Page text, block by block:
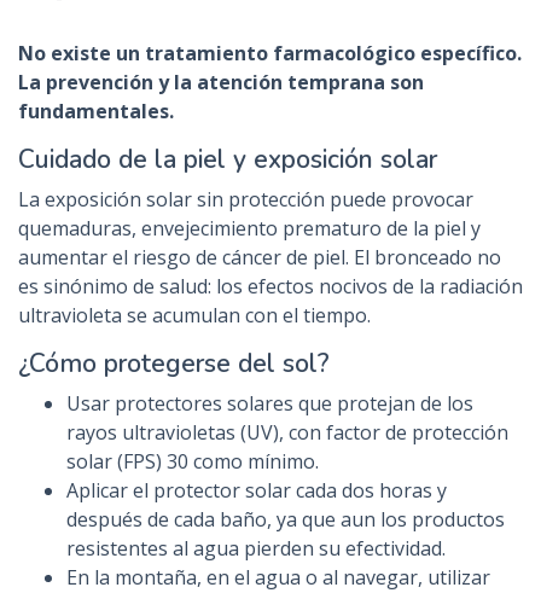
No existe un tratamiento farmacológico específico.
La prevención y la atención temprana son
fundamentales.
Cuidado de la piel y exposición solar
La exposición solar sin protección puede provocar
quemaduras, envejecimiento prematuro de la piel y
aumentar el riesgo de cáncer de piel. El bronceado no
es sinónimo de salud: los efectos nocivos de la radiación
ultravioleta se acumulan con el tiempo.
¿Cómo protegerse del sol?
Usar protectores solares que protejan de los
rayos ultravioletas (UV), con factor de protección
solar (FPS) 30 como mínimo.
Aplicar el protector solar cada dos horas y
después de cada baño, ya que aun los productos
resistentes al agua pierden su efectividad.
En la montaña, en el agua o al navegar, utilizar